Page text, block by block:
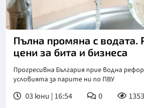
Пълна промяна с водата.
цени за бита и бизнеса
Прогресивна България прие водна
условията за парите ни по ПВУ
03 юни | 16:54 0 1353